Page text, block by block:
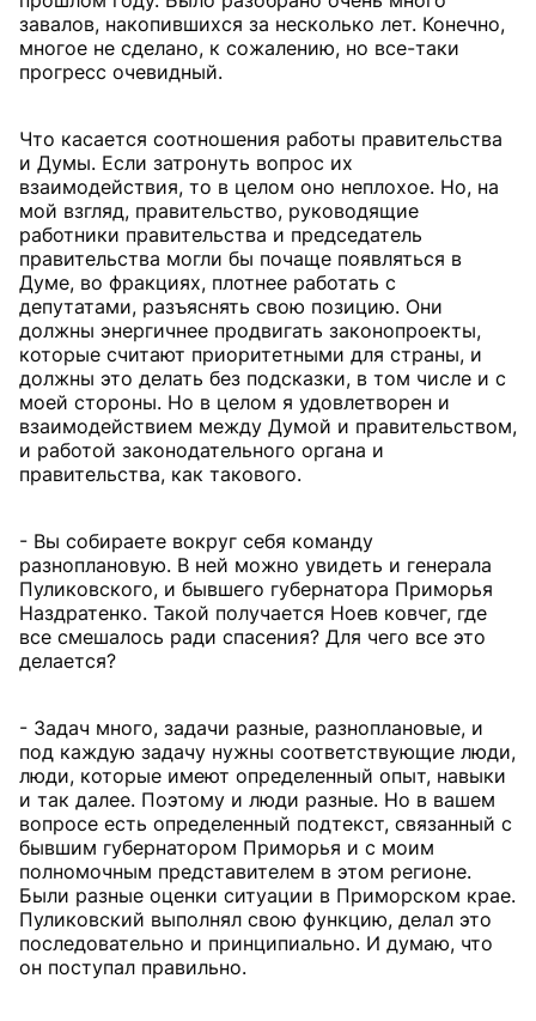
завалов, накопившихся за несколько лет. Конечно,
многое не сделано, к сожалению, но все-таки
прогресс очевидный.
Что касается соотношения работы правительства
и Думы. Если затронуть вопрос их
взаимодействия, то в целом оно неплохое. Но, на
мой взгляд, правительство, руководящие
работники правительства и председатель
правительства могли бы почаще появляться в
Думе, во фракциях, плотнее работать с
депутатами, разъяснять свою позицию. Они
должны энергичнее продвигать законопроекты,
которые считают приоритетными для страны, и
должны это делать без подсказки, в том числе и с
моей стороны. Но в целом я удовлетворен и
взаимодействием между Думой и правительством,
и работой законодательного органа и
правительства, как такового.
- Вы собираете вокруг себя команду
разноплановую. В ней можно увидеть и генерала
Пуликовского, и бывшего губернатора Приморья
Наздратенко. Такой получается Ноев ковчег, где
все смешалось ради спасения? Для чего все это
делается?
- Задач много, задачи разные, разноплановые, и
под каждую задачу нужны соответствующие люди,
люди, которые имеют определенный опыт, навыки
и так далее. Поэтому и люди разные. Но в вашем
вопросе есть определенный подтекст, связанный с
бывшим губернатором Приморья и с моим
полномочным представителем в этом регионе.
Были разные оценки ситуации в Приморском крае.
Пуликовский выполнял свою функцию, делал это
последовательно и принципиально. И думаю, что
он поступал правильно.